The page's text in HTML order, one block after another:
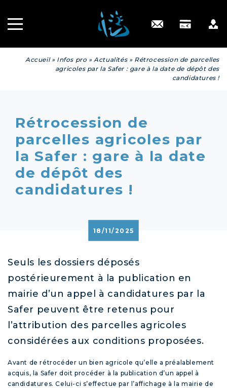
Engagé RSE
Contact
Accueil» Infos pro »Actualités» Rétrocession de parcelles
agricoles par la Safer : gare à la date de dépôt des
candidatures !
Rétrocession de
parcelles agricoles par
la Safer : gare à la date
de dépôt des
candidatures !
18/11/2025
Seuls les dossiers déposés
postérieurement à la publication en
mairie d’un appel à candidatures par la
Safer peuvent être retenus pour
l’attribution des parcelles agricoles
considérées aux conditions proposées.
Avant de rétrocéder un bien agricole qu’elle a préalablement
acquis, la Safer doit procéder à la publication d’un appel à
candidatures. Celui-ci s’effectue par l’affichage à la mairie de